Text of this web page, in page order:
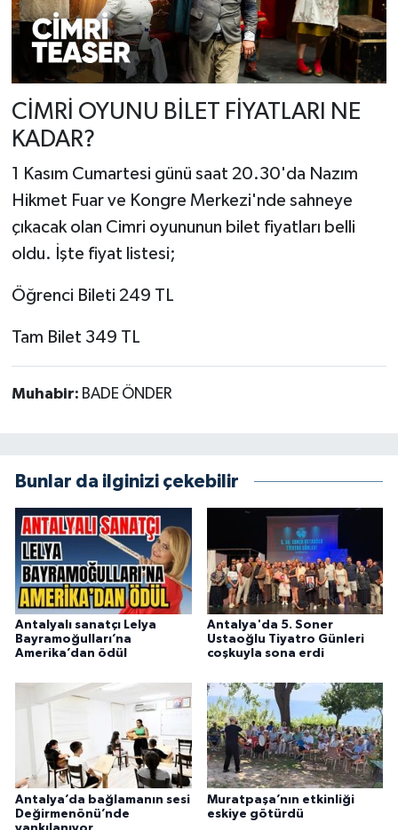
CİMRİ OYUNU BİLET FİYATLARI NE
KADAR?
1 Kasım Cumartesi günü saat 20.30'da Nazım
Hikmet Fuar ve Kongre Merkezi'nde sahneye
çıkacak olan Cimri oyununun bilet fiyatları belli
oldu. İşte fiyat listesi;
Öğrenci Bileti 249 TL
Tam Bilet 349 TL
Muhabir: BADE ÖNDER
Bunlar da ilginizi çekebilir
Antalyalı sanatçı Lelya
Bayramoğulları’na
Amerika’dan ödül
Antalya'da 5. Soner
Ustaoğlu Tiyatro Günleri
coşkuyla sona erdi
Antalya’da bağlamanın sesi
Değirmenönü’nde
Muratpaşa’nın etkinliği
eskiye götürdü